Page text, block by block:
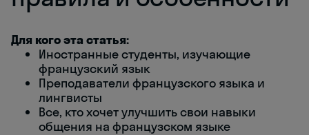
Для кого эта статья:
Иностранные студенты, изучающие
французский язык
Преподаватели французского языка и
лингвисты
Все, кто хочет улучшить свои навыки
общения на французском языке